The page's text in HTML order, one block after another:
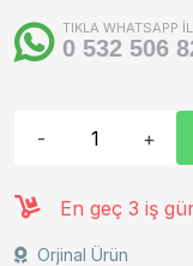
TIKLA WHATSAPP
0 532 506
- +
En geç 3 iş
Orjinal Ürün